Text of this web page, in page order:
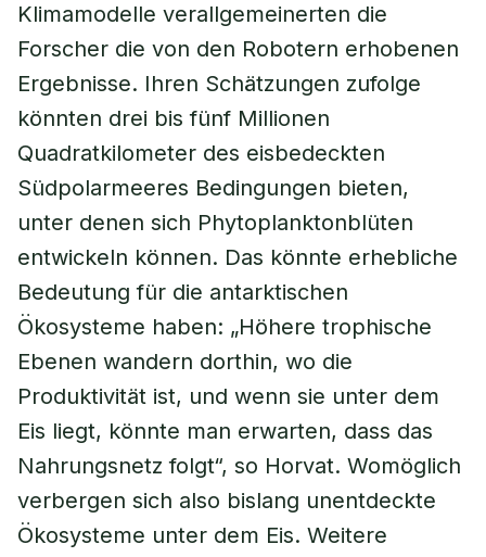
Klimamodelle verallgemeinerten die
Forscher die von den Robotern erhobenen
Ergebnisse. Ihren Schätzungen zufolge
könnten drei bis fünf Millionen
Quadratkilometer des eisbedeckten
Südpolarmeeres Bedingungen bieten,
unter denen sich Phytoplanktonblüten
entwickeln können. Das könnte erhebliche
Bedeutung für die antarktischen
Ökosysteme haben: „Höhere trophische
Ebenen wandern dorthin, wo die
Produktivität ist, und wenn sie unter dem
Eis liegt, könnte man erwarten, dass das
Nahrungsnetz folgt“, so Horvat. Womöglich
verbergen sich also bislang unentdeckte
Ökosysteme unter dem Eis. Weitere